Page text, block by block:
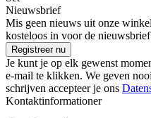
Nieuwsbrief
Mis geen nieuws uit onze
kosteloos in voor de
Registreer nu
Je kunt je op elk gewenst
e-mail te klikken. We geven
schrijven accepteer je ons
Kontaktinformationer